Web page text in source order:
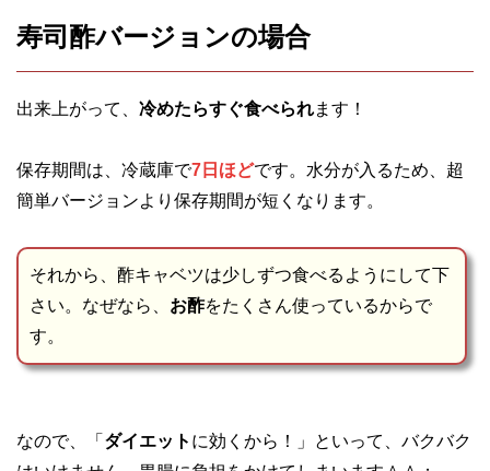
寿司酢バージョンの場合
出来上がって、 冷めたらすぐ食べられます！
保存期間は、冷蔵庫で7日ほどです。水分が入るため、超
簡単バージョンより保存期間が短くなります。
それから、酢キャベツは少しずつ食べるようにして下
さい。なぜなら、 お酢をたくさん使っているからで
す。
なので、「 ダイエット に効くから！」といって、バクバク